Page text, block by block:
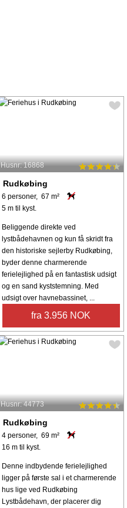
Husnr: 16868
Rudkøbing
6 personer, 67 m²
5 m til kyst.
Beliggende direkte ved
lystbådehavnen og kun få skridt fra
den historiske sejlerby Rudkøbing,
byder denne charmerende
ferielejlighed på en fantastisk udsigt
og en sand kyststemning. Med
udsigt over havnebassinet, ...
fra 3.956 NOK
Husnr: 44773
Rudkøbing
4 personer, 69 m²
16 m til kyst.
Denne indbydende ferielejlighed
ligger på første sal i et charmerende
hus lige ved Rudkøbing
Lystbådehavn, der placerer dig